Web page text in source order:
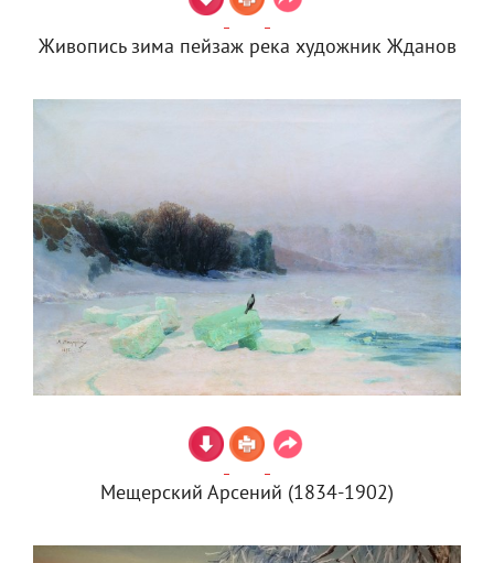
Живопись зима пейзаж река художник Жданов
Мещерский Арсений (1834-1902)